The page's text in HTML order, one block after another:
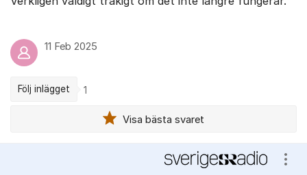
11 Feb 2025
Följ inlägget 1
Visa bästa svaret